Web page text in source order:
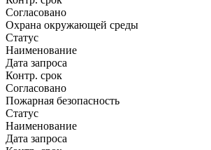
Согласовано
Охрана окружающей среды
Статус
Наименование
Дата запроса
Контр. срок
Согласовано
Пожарная безопасность
Статус
Наименование
Дата запроса